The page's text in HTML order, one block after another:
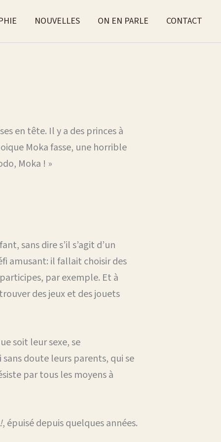
NOUVELLES ON EN PARLE CONTACT
en tête. Il y a des princes à
Moka fasse, une horrible
Moka ! »
sans dire s’il s’agit d’un
amusant: il fallait choisir des
par exemple. Et à
des jeux et des jouets
soit leur sexe, se
doute leurs parents, qui se
par tous les moyens à
, épuisé depuis quelques années.